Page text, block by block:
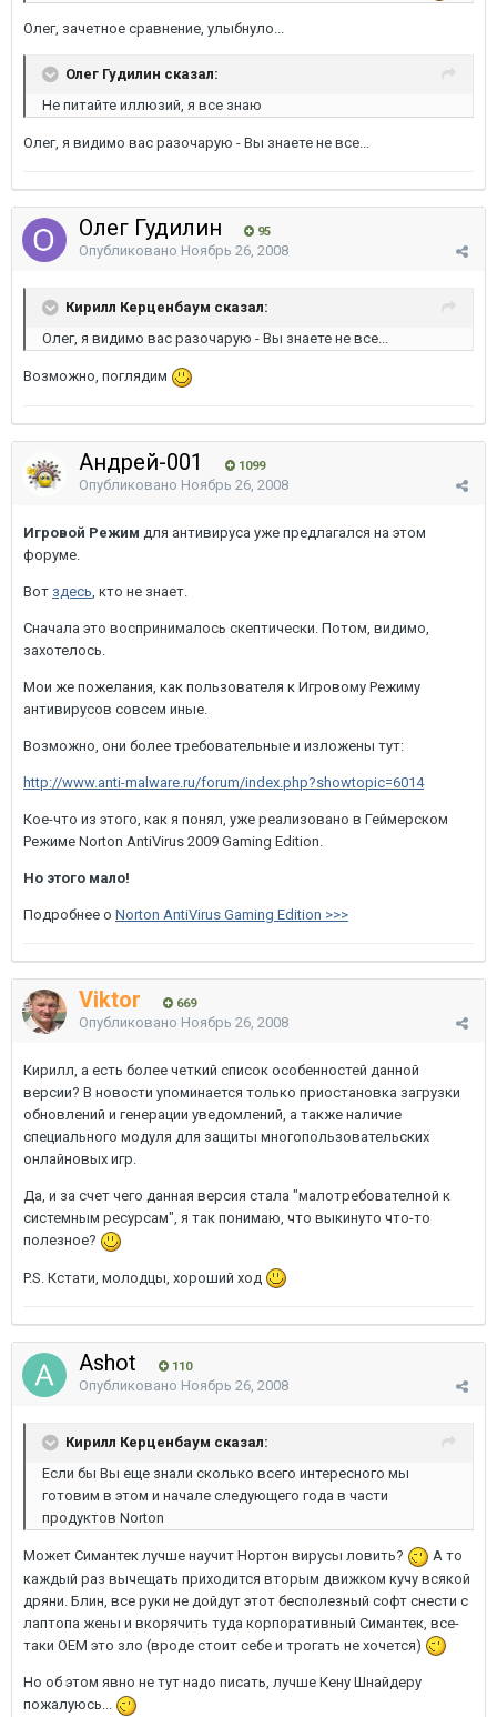
Олег, зачетное сравнение, улыбнуло...
Олег Гудилин сказал:
Не питайте иллюзий, я все знаю
Олег, я видимо вас разочарую - Вы знаете не все...
Олег Гудилин 95
Опубликовано Ноябрь 26, 2008
Кирилл Керценбаум сказал:
Олег, я видимо вас разочарую - Вы знаете не все...
Возможно, поглядим
Андрей-001 1099
Опубликовано Ноябрь 26, 2008
Игровой Режим для антивируса уже предлагался на этом
форуме.
Вот здесь, кто не знает.
Сначала это воспринималось скептически. Потом, видимо,
захотелось.
Мои же пожелания, как пользователя к Игровому Режиму
антивирусов совсем иные.
Возможно, они более требовательные и изложены тут:
http://www.anti-malware.ru/forum/index.php?showtopic=6014
Кое-что из этого, как я понял, уже реализовано в Геймерском
Режиме Norton AntiVirus 2009 Gaming Edition.
Но этого мало!
Подробнее о Norton AntiVirus Gaming Edition >>>
Viktor 669
Опубликовано Ноябрь 26, 2008
Кирилл, а есть более четкий список особенностей данной
версии? В новости упоминается только приостановка загрузки
обновлений и генерации уведомлений, а также наличие
специального модуля для защиты многопользовательских
онлайновых игр.
Да, и за счет чего данная версия стала "малотребователной к
системным ресурсам", я так понимаю, что выкинуто что-то
полезное?
P.S. Кстати, молодцы, хороший ход
Ashot 110
Опубликовано Ноябрь 26, 2008
Кирилл Керценбаум сказал:
Если бы Вы еще знали сколько всего интересного мы
готовим в этом и начале следующего года в части
продуктов Norton
Может Симантек лучше научит Нортон вирусы ловить?
А то
каждый раз вычещать приходится вторым движком кучу всякой
дряни. Блин, все руки не дойдут этот бесполезный софт снести с
лаптопа жены и вкорячить туда корпоративный Симантек, все-
таки ОЕМ это зло (вроде стоит себе и трогать не хочется)
Но об этом явно не тут надо писать, лучше Кену Шнайдеру
пожалуюсь...